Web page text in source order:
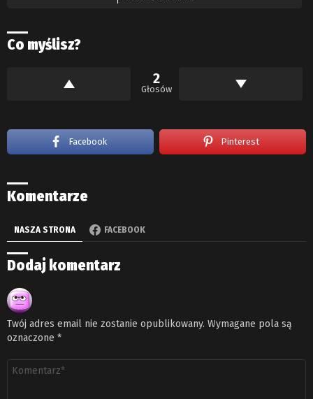
Co myślisz?
2
Głosów
Facebook Pinterest
Komentarze
NASZA STRONA FACEBOOK
Dodaj komentarz
Twój adres email nie zostanie opublikowany. Wymagane pola są
oznaczone *